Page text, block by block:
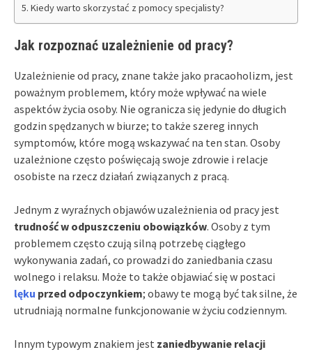
Kiedy warto skorzystać z pomocy specjalisty?
Jak rozpoznać uzależnienie od pracy?
Uzależnienie od pracy, znane także jako pracaoholizm, jest
poważnym problemem, który może wpływać na wiele
aspektów życia osoby. Nie ogranicza się jedynie do długich
godzin spędzanych w biurze; to także szereg innych
symptomów, które mogą wskazywać na ten stan. Osoby
uzależnione często poświęcają swoje zdrowie i relacje
osobiste na rzecz działań związanych z pracą.
Jednym z wyraźnych objawów uzależnienia od pracy jest
trudność w odpuszczeniu obowiązków. Osoby z tym
problemem często czują silną potrzebę ciągłego
wykonywania zadań, co prowadzi do zaniedbania czasu
wolnego i relaksu. Może to także objawiać się w postaci
lęku przed odpoczynkiem; obawy te mogą być tak silne, że
utrudniają normalne funkcjonowanie w życiu codziennym.
Innym typowym znakiem jest zaniedbywanie relacji